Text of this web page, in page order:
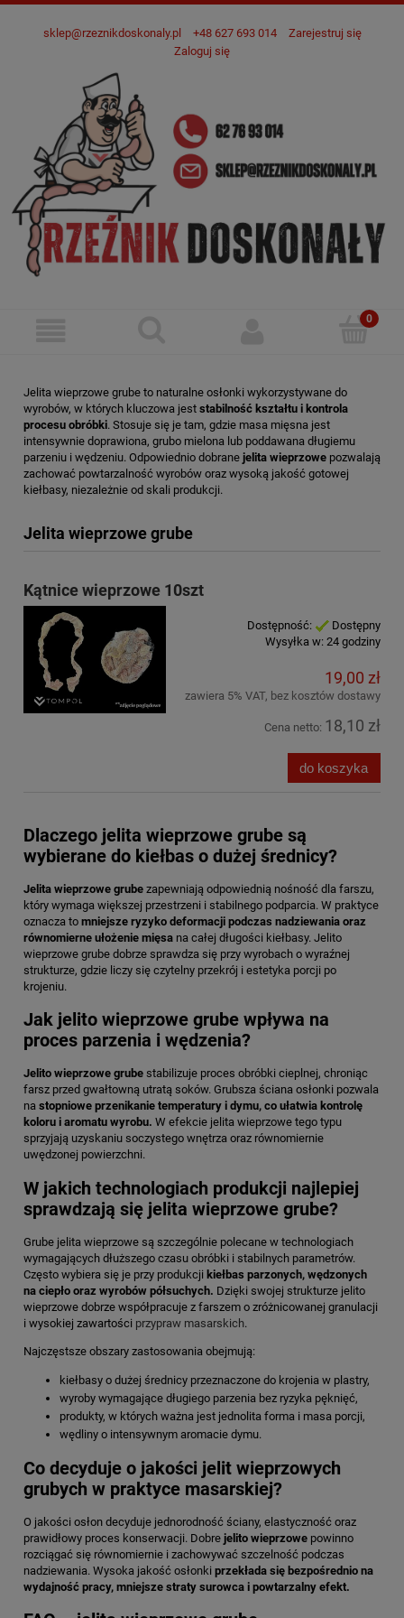
sklep@rzeznikdoskonaly.pl +48 627 693 014
Zarejestruj się
Zaloguj się
Jelita wieprzowe grube to naturalne osłonki wykorzystywane do
wyrobów, w których kluczowa jest stabilność kształtu i kontrola
procesu obróbki. Stosuje się je tam, gdzie masa mięsna jest
intensywnie doprawiona, grubo mielona lub poddawana długiemu
parzeniu i wędzeniu. Odpowiednio dobrane jelita wieprzowe pozwalają
zachować powtarzalność wyrobów oraz wysoką jakość gotowej
kiełbasy, niezależnie od skali produkcji.
Jelita wieprzowe grube
Kątnice wieprzowe 10szt
Dostępność:
Dostępny
Wysyłka w: 24 godziny
19,00 zł
zawiera 5% VAT, bez kosztów dostawy
Cena netto: 18,10 zł
do koszyka
Dlaczego jelita wieprzowe grube są
wybierane do kiełbas o dużej średnicy?
Jelita wieprzowe grube zapewniają odpowiednią nośność dla farszu,
który wymaga większej przestrzeni i stabilnego podparcia. W praktyce
oznacza to mniejsze ryzyko deformacji podczas nadziewania oraz
równomierne ułożenie mięsa na całej długości kiełbasy. Jelito
wieprzowe grube dobrze sprawdza się przy wyrobach o wyraźnej
strukturze, gdzie liczy się czytelny przekrój i estetyka porcji po
krojeniu.
Jak jelito wieprzowe grube wpływa na
proces parzenia i wędzenia?
Jelito wieprzowe grube stabilizuje proces obróbki cieplnej, chroniąc
farsz przed gwałtowną utratą soków. Grubsza ściana osłonki pozwala
na stopniowe przenikanie temperatury i dymu, co ułatwia kontrolę
koloru i aromatu wyrobu. W efekcie jelita wieprzowe tego typu
sprzyjają uzyskaniu soczystego wnętrza oraz równomiernie
uwędzonej powierzchni.
W jakich technologiach produkcji najlepiej
sprawdzają się jelita wieprzowe grube?
Grube jelita wieprzowe są szczególnie polecane w technologiach
wymagających dłuższego czasu obróbki i stabilnych parametrów.
Często wybiera się je przy produkcji kiełbas parzonych, wędzonych
na ciepło oraz wyrobów półsuchych. Dzięki swojej strukturze jelito
wieprzowe dobrze współpracuje z farszem o zróżnicowanej granulacji
i wysokiej zawartości przypraw masarskich.
Najczęstsze obszary zastosowania obejmują:
kiełbasy o dużej średnicy przeznaczone do krojenia w plastry,
wyroby wymagające długiego parzenia bez ryzyka pęknięć,
produkty, w których ważna jest jednolita forma i masa porcji,
wędliny o intensywnym aromacie dymu.
Co decyduje o jakości jelit wieprzowych
grubych w praktyce masarskiej?
O jakości osłon decyduje jednorodność ściany, elastyczność oraz
prawidłowy proces konserwacji. Dobre jelito wieprzowe powinno
rozciągać się równomiernie i zachowywać szczelność podczas
nadziewania. Wysoka jakość osłonki przekłada się bezpośrednio na
wydajność pracy, mniejsze straty surowca i powtarzalny efekt.